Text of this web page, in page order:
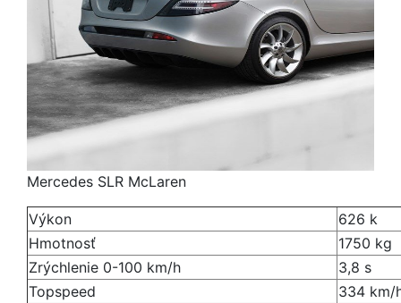
Mercedes SLR McLaren
Výkon
626 k
Hmotnosť
1750 kg
Zrýchlenie 0-100 km/h
3,8 s
Topspeed
334 km/